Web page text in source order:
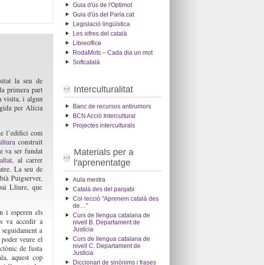
la seu de
primera part
visita, i algun
per Alícia
l’edifici com
construït
va ser fundat
, al carrer
La seu de
Puigserver,
Lliure, que
i esperen els
va accedir a
a
poder veure el
de fusta
aquest cop
Guia d'ús de l'Optimot
Guia d'ús del Parla.cat
Legislació lingüística
Les xifres del català
Libreoffice
RodaMots – Cada dia un mot
Softcatalà
Interculturalitat
Banc de recursos antirumors
BCN Acció Intercultural
Projectes interculturals
Materials per a
l'aprenentatge
Aula mestra
Català des del panjabi
Col·lecció "Aprenem català des
de…"
Curs de llengua catalana de
nivell B. Departament de
Justícia
Curs de llengua catalana de
nivell C. Departament de
Justícia
Diccionari de sinònims i frases